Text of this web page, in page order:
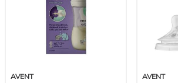
AVENT
AVENT